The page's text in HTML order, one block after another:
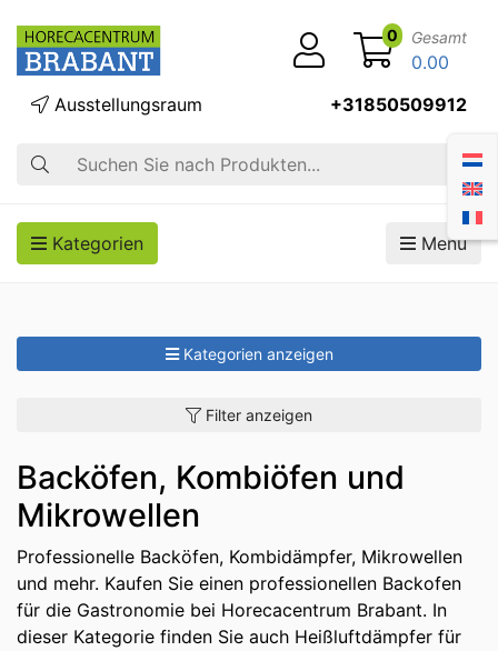
Suche
Ausstellungsraum +31850509912
0 Gesamt
0.00
Kategorien Menü
Kategorien anzeigen
Filter anzeigen
Backöfen, Kombiöfen und
Mikrowellen
Professionelle Backöfen, Kombidämpfer, Mikrowellen
und mehr. Kaufen Sie einen professionellen Backofen
für die Gastronomie bei Horecacentrum Brabant. In
dieser Kategorie finden Sie auch Heißluftdämpfer für